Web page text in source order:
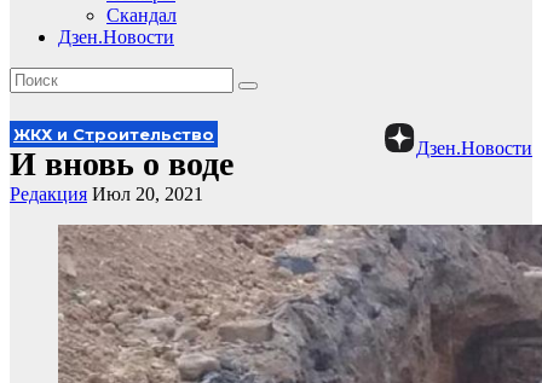
Скандал
Дзен.Новости
Дзен.Новости
ЖКХ и Строительство
И вновь о воде
Редакция Июл 20, 2021